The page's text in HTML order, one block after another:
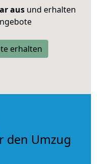
ausund erhalten
erhalten
den Umzug